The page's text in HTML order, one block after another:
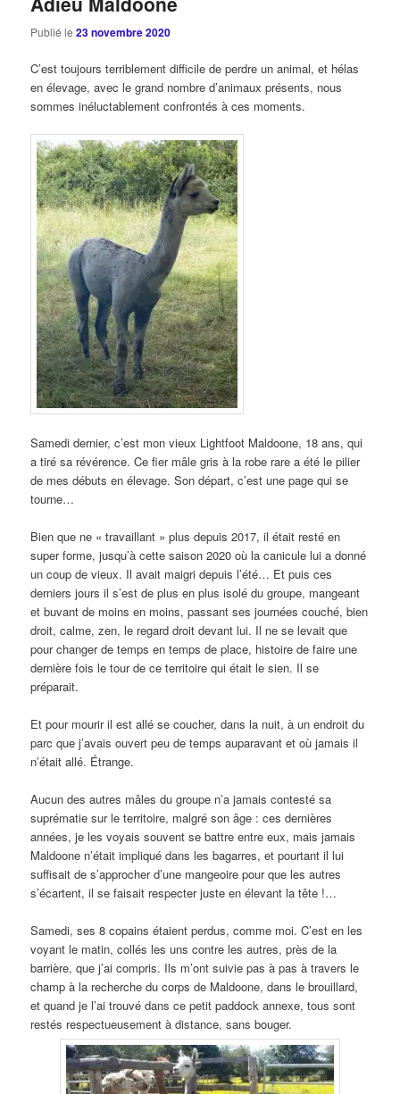
Publié le23 novembre 2020
C’est toujours terriblement difficile de perdre un animal, et hélas
en élevage, avec le grand nombre d’animaux présents, nous
sommes inéluctablement confrontés à ces moments.
Samedi dernier, c’est mon vieux Lightfoot Maldoone, 18 ans, qui
a tiré sa révérence. Ce fier mâle gris à la robe rare a été le pilier
de mes débuts en élevage. Son départ, c’est une page qui se
tourne…
Bien que ne « travaillant » plus depuis 2017, il était resté en
super forme, jusqu’à cette saison 2020 où la canicule lui a donné
un coup de vieux. Il avait maigri depuis l’été… Et puis ces
derniers jours il s’est de plus en plus isolé du groupe, mangeant
et buvant de moins en moins, passant ses journées couché, bien
droit, calme, zen, le regard droit devant lui. Il ne se levait que
pour changer de temps en temps de place, histoire de faire une
dernière fois le tour de ce territoire qui était le sien. Il se
préparait.
Et pour mourir il est allé se coucher, dans la nuit, à un endroit du
parc que j’avais ouvert peu de temps auparavant et où jamais il
n’était allé. Étrange.
Aucun des autres mâles du groupe n’a jamais contesté sa
suprématie sur le territoire, malgré son âge : ces dernières
années, je les voyais souvent se battre entre eux, mais jamais
Maldoone n’était impliqué dans les bagarres, et pourtant il lui
suffisait de s’approcher d’une mangeoire pour que les autres
s’écartent, il se faisait respecter juste en élevant la tête !…
Samedi, ses 8 copains étaient perdus, comme moi. C’est en les
voyant le matin, collés les uns contre les autres, près de la
barrière, que j’ai compris. Ils m’ont suivie pas à pas à travers le
champ à la recherche du corps de Maldoone, dans le brouillard,
et quand je l’ai trouvé dans ce petit paddock annexe, tous sont
restés respectueusement à distance, sans bouger.